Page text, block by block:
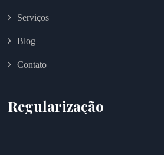
Serviços
Blog
Contato
Regularização